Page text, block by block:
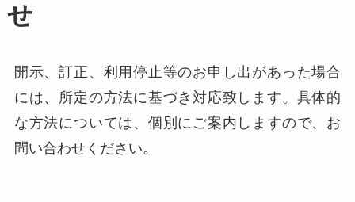
せ
開示、訂正、利用停止等のお申し出があった場合
には、所定の方法に基づき対応致します。具体的
な方法については、個別にご案内しますので、お
問い合わせください。